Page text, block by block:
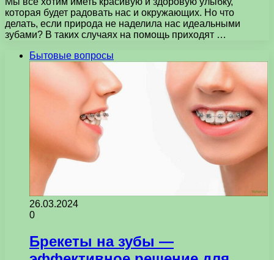
которая будет радовать нас и окружающих. Но что
делать, если природа не наделила нас идеальными
зубами? В таких случаях на помощь приходят …
Бытовые вопросы
26.03.2024
0
Брекеты на зубы —